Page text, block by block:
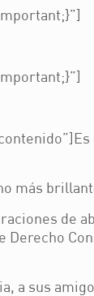
más
de
Derecho
a sus